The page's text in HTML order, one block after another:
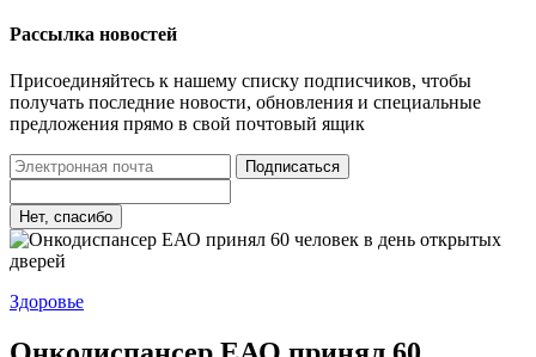
Рассылка новостей
Присоединяйтесь к нашему списку подписчиков, чтобы
получать последние новости, обновления и специальные
предложения прямо в свой почтовый ящик
Подписаться
Нет, спасибо
Здоровье